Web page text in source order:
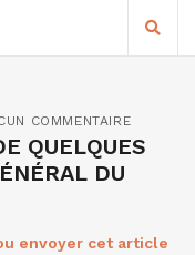
COMMENTAIRE
QUELQUES
DU
envoyer cet article